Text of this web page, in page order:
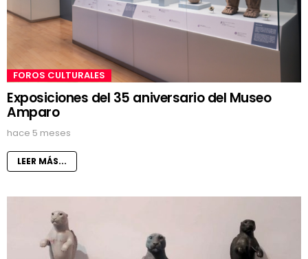
FOROS CULTURALES
Exposiciones del 35 aniversario del Museo
Amparo
hace 5 meses
LEER MÁS...